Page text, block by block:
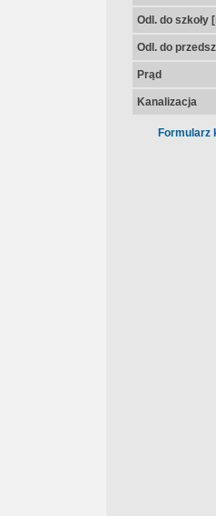
Odl. do szkoły
Odl. do
Prąd
Kanalizacja
Formularz